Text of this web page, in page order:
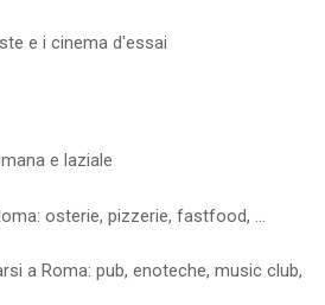
e i cinema d'essai
e laziale
osterie, pizzerie, fastfood, ...
a Roma: pub, enoteche, music club,